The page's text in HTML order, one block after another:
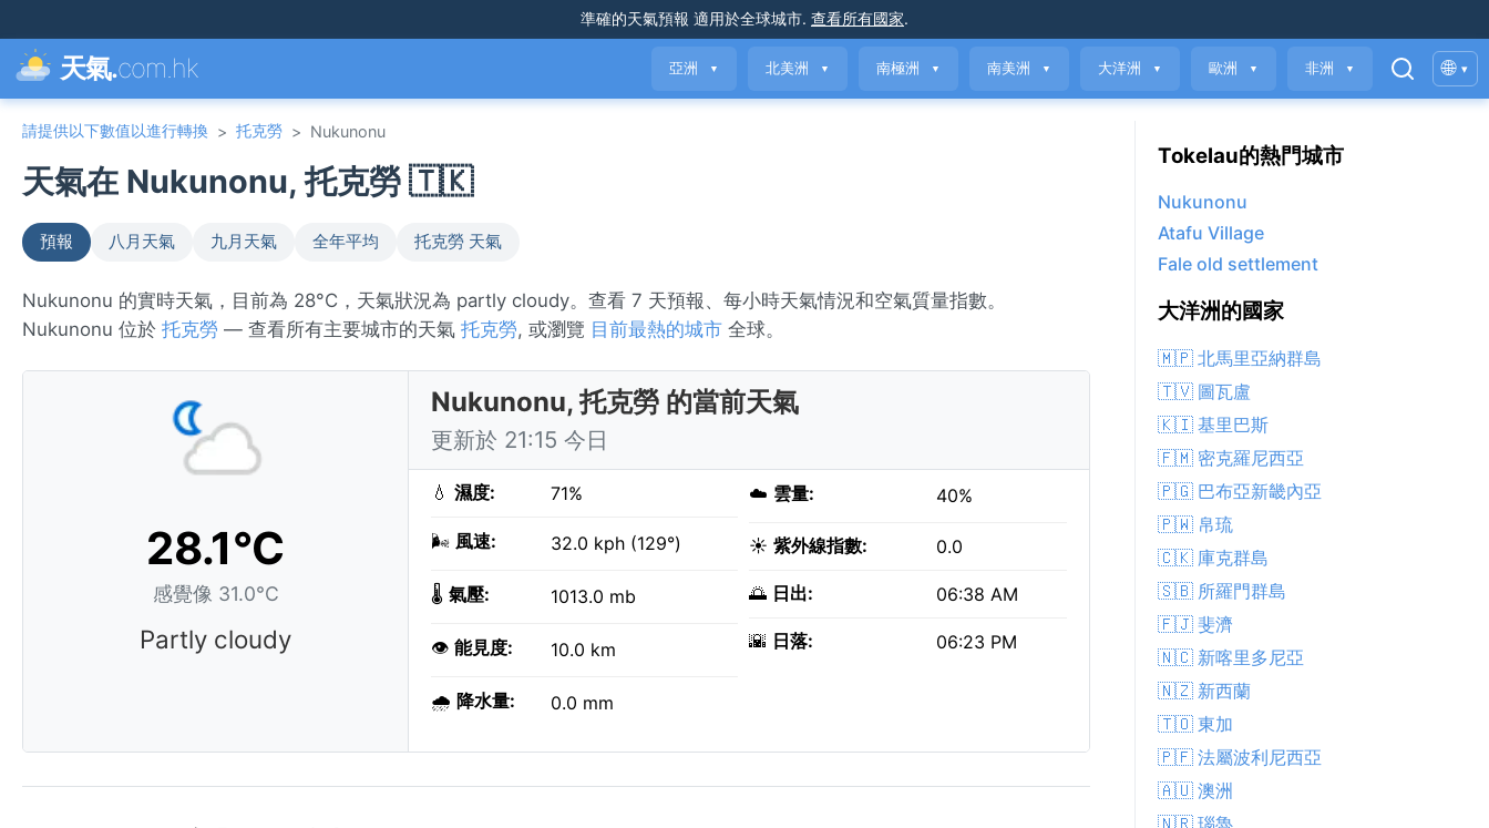
準確的天氣預報 適用於全球城市. 查看所有國家.
天氣.com.hk 亞洲 ▼ 北美洲 ▼ 南極洲 ▼ 南美洲 ▼ 大洋洲 ▼ 歐洲 ▼ 非洲 ▼ 🌐 ▾
請提供以下數值以進行轉換 > 托克勞 > Nukunonu
天氣在 Nukunonu, 托克勞 🇹🇰
預報 八月天氣 九月天氣 全年平均 托克勞 天氣
Nukunonu 的實時天氣，目前為 28°C，天氣狀況為 partly cloudy。查看 7 天預報、每小時天氣情況和空氣質量指數。
Nukunonu 位於 托克勞 — 查看所有主要城市的天氣 托克勞, 或瀏覽 目前最熱的城市 全球。
28.1°C
感覺像 31.0°C
Partly cloudy
Nukunonu, 托克勞 的當前天氣
更新於 21:15 今日
💧 濕度: 71%
🌬️ 風速: 32.0 kph (129°)
🌡️ 氣壓: 1013.0 mb
👁️ 能見度: 10.0 km
🌧️ 降水量: 0.0 mm
☁️ 雲量: 40%
☀️ 紫外線指數: 0.0
🌅 日出: 06:38 AM
🌇 日落: 06:23 PM
Tokelau的熱門城市
Nukunonu
Atafu Village
Fale old settlement
大洋洲的國家
🇲🇵 北馬里亞納群島
🇹🇻 圖瓦盧
🇰🇮 基里巴斯
🇫🇲 密克羅尼西亞
🇵🇬 巴布亞新畿內亞
🇵🇼 帛琉
🇨🇰 庫克群島
🇸🇧 所羅門群島
🇫🇯 斐濟
🇳🇨 新喀里多尼亞
🇳🇿 新西蘭
🇹🇴 東加
🇵🇫 法屬波利尼西亞
🇦🇺 澳洲